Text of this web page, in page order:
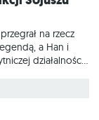
na rzecz
a Han i
działalności